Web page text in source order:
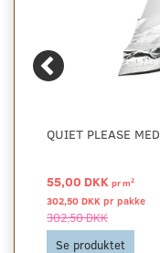
QUIET PLEASE
55,00 DKK prm2
302,50 DKK pr pakke
302,50 DKK
Se produktet